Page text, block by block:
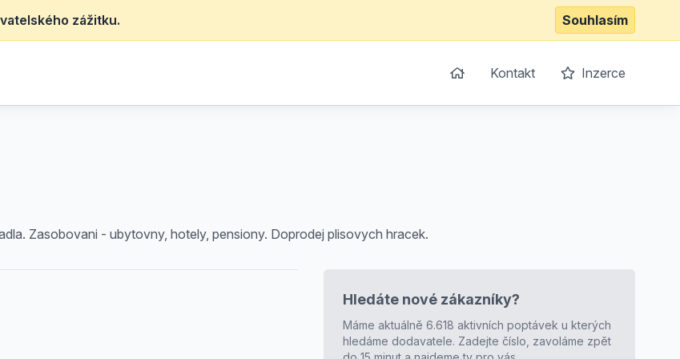
zážitku. Souhlasím
Kontakt Inzerce
Zasobovani - ubytovny, hotely, pensiony. Doprodej plisovych hracek.
Hledáte nové zákazníky?
Máme aktuálně 6.618 aktivních poptávek u kterých
hledáme dodavatele. Zadejte číslo, zavoláme zpět